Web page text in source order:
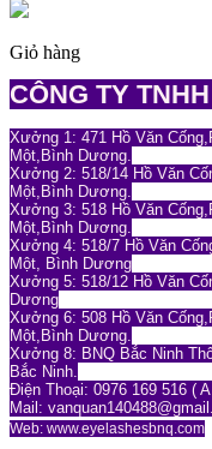
Giỏ hàng
CÔNG TY
Xưởng 1: 471 Hồ Văn
Một,Bình Dương.
Xưởng 2: 518/14 Hồ Văn
Một,Bình Dương.
Xưởng 3: 518 Hồ Văn
Một,Bình Dương.
Xưởng 4: 518/7 Hồ Văn
Một, Bình Dương
Xưởng 5: 518/12 Hồ Văn
Dương
Xưởng 6: 508 Hồ Văn
Một,Bình Dương.
Xưởng 8: BNQ Bắc Ninh
Bắc Ninh.
Điện Thoại: 0976 169 516 (
Mail: vanquan140488
Web: www.eyelashesbnq.com